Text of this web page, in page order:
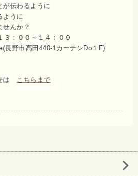
が伝わるように
ように
せんか？
３：００～１４：００
市高田440‐1カーテンDo１F)
は こちらまで